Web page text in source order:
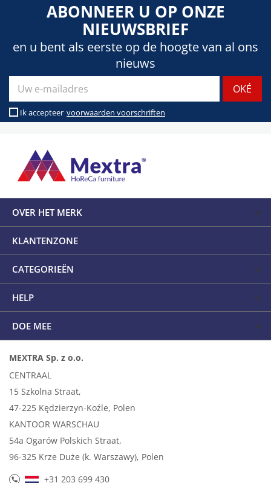
ABONNEER U OP ONZE
NIEUWSBRIEF
en u bent als eerste op de hoogte van al ons
nieuws
Ik accepteer voorwaarden voorschriften
OVER HET MERK
KLANTENZONE
CATEGORIEËN
HELP
DOE MEE
MEXTRA Sp. z o.o.
CENTRAAL
15 Szkolna Straat,
47-225 Kędzierzyn-Koźle, Polen
KANTOOR WARSCHAU
54a Ogarów Polskich Straat,
96-325 Krze Duże (k. Warszawy), Polen
+31 203 699 430